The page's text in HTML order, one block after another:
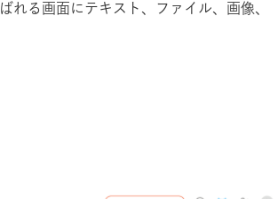
れる画面にテキスト、ファイル、画像、